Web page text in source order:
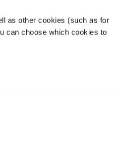
as other cookies (such as for
can choose which cookies to